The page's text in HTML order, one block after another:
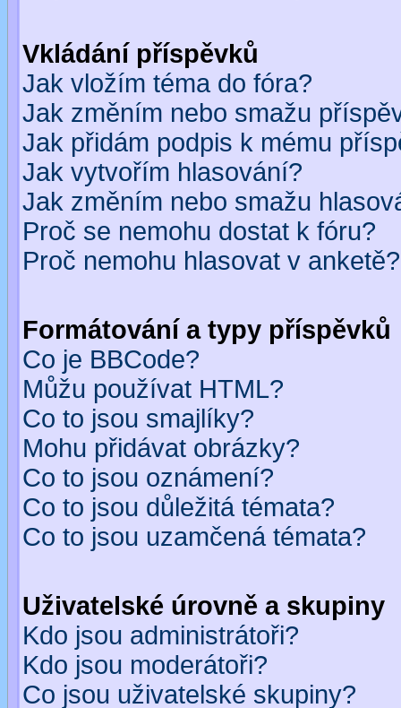
Vkládání příspěvků
Jak vložím téma do fóra?
Jak změním nebo smažu
Jak přidám podpis k mému
Jak vytvořím hlasování?
Jak změním nebo smažu
Proč se nemohu dostat k fóru?
Proč nemohu hlasovat v anketě?
Formátování a typy příspěvků
Co je BBCode?
Můžu používat HTML?
Co to jsou smajlíky?
Mohu přidávat obrázky?
Co to jsou oznámení?
Co to jsou důležitá témata?
Co to jsou uzamčená témata?
Uživatelské úrovně a skupiny
Kdo jsou administrátoři?
Kdo jsou moderátoři?
Co jsou uživatelské skupiny?